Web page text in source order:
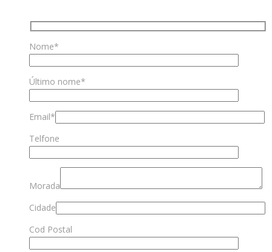
Nome*
Último nome*
Email*
Telfone
Morada
Cidade
Cod Postal